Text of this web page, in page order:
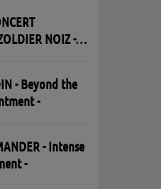
NOIZ -
- Beyond the
-
- Intense
-